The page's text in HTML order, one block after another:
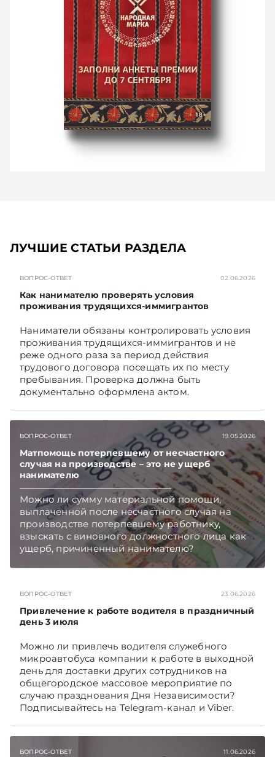
ЛУЧШИЕ СТАТЬИ РАЗДЕЛА
ВОПРОС-ОТВЕТ 02.06.2026
Как нанимателю проверять условия
проживания трудящихся-иммигрантов
Наниматели обязаны контролировать условия
проживания трудящихся-иммигрантов и не
реже одного раза за период действия
трудового договора посещать их по месту
пребывания. Проверка должна быть
документально оформлена актом.
ВОПРОС-ОТВЕТ 19.05.2026
Матпомощь потерпевшему от несчастного
случая на производстве – это не ущерб
нанимателю
Можно ли сумму материальной помощи,
выплаченной после несчастного случая на
производстве потерпевшему работнику,
взыскать с виновного должностного лица как
ущерб, причиненный нанимателю?
Подписывайтесь на Telegram‑канал и Viber,
ВОПРОС-ОТВЕТ 23.06.2026
Привлечение к работе водителя в праздничный
день 3 июля
Можно ли привлечь водителя служебного
микроавтобуса компании к работе в выходной
день для доставки других сотрудников на
общегородское массовое мероприятие по
случаю празднования Дня Независимости?
Подписывайтесь на Telegram‑канал и Viber.
ВОПРОС-ОТВЕТ 11.06.2026